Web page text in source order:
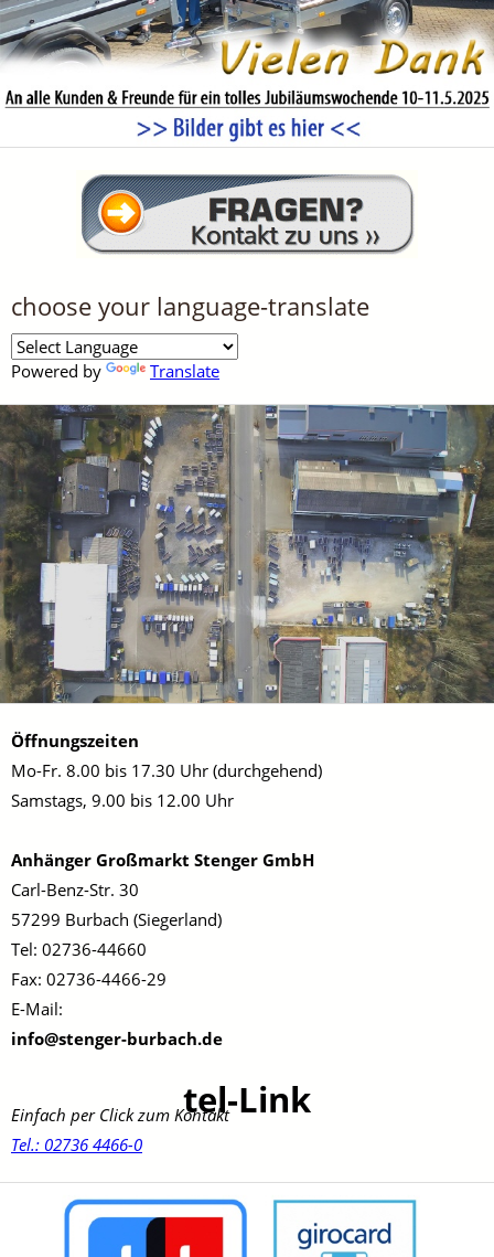
choose your language-translate
Powered by Translate
Öffnungszeiten
Mo-Fr. 8.00 bis 17.30 Uhr (durchgehend)
Samstags, 9.00 bis 12.00 Uhr
Anhänger Großmarkt Stenger GmbH
Carl-Benz-Str. 30
57299 Burbach (Siegerland)
Tel: 02736-44660
Fax: 02736-4466-29
E-Mail:
info@stenger-burbach.de
tel-Link
Einfach per Click zum Kontakt
Tel.: 02736 4466-0